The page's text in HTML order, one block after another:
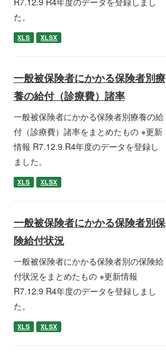
た。
XLS XLSX
一般被保険者にかかる保険者別療
養の給付（診療費）諸率
一般被保険者にかかる保険者別療養の給
付（診療費）諸率をまとめたもの ※更新
情報 R7.12.9 R4年度のデータを登録し
ました。
XLS XLSX
一般被保険者にかかる保険者別保
険給付状況
一般被保険者にかかる保険者別の保険給
付状況をまとめたもの ※更新情報
R7.12.9 R4年度のデータを登録しまし
た。
XLS XLSX